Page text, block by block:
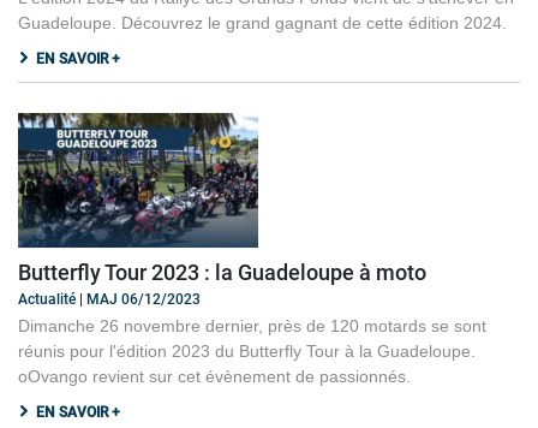
Guadeloupe. Découvrez le grand gagnant de cette édition 2024.
EN SAVOIR +
Butterfly Tour 2023 : la Guadeloupe à moto
Actualité | MAJ 06/12/2023
Dimanche 26 novembre dernier, près de 120 motards se sont
réunis pour l'édition 2023 du Butterfly Tour à la Guadeloupe.
oOvango revient sur cet évènement de passionnés.
EN SAVOIR +